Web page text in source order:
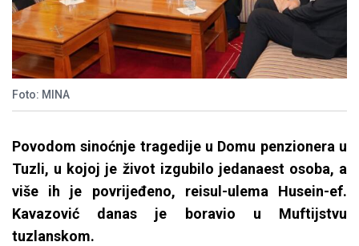
Foto: MINA
Povodom sinoćnje tragedije u Domu penzionera u
Tuzli, u kojoj je život izgubilo jedanaest osoba, a
više ih je povrijeđeno, reisul-ulema Husein-ef.
Kavazović danas je boravio u Muftijstvu
tuzlanskom.